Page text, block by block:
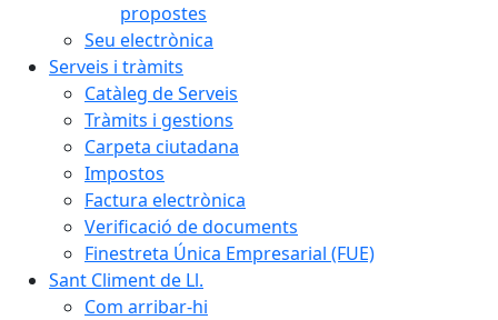
propostes
Seu electrònica
Serveis i tràmits
Catàleg de Serveis
Tràmits i gestions
Carpeta ciutadana
Impostos
Factura electrònica
Verificació de documents
Finestreta Única Empresarial (FUE)
Sant Climent de Ll.
Com arribar-hi